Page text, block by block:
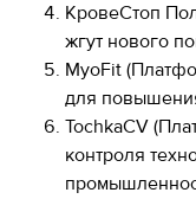
Москва,
СВАО,
ул.
Годовикова,
Станция
метро
Алексеевская
КровеСтоп
жгут нового
MyoFit
для
TochkaCV
контроля